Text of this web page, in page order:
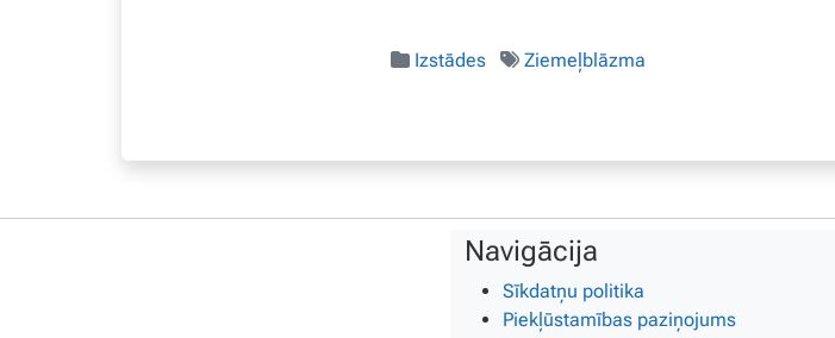
Izstādes Ziemeļblāzma
Navigācija
Sīkdatņu politika
Piekļūstamības paziņojums